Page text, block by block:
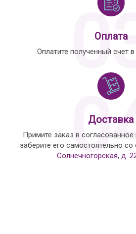
Оплата
Оплатите полученный счет
Доставка
Примите заказ в
заберите его самостоятельно со
Солнечногорская, д.